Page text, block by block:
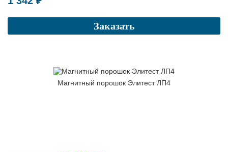
Заказать
Магнитный порошок Элитест ЛП4